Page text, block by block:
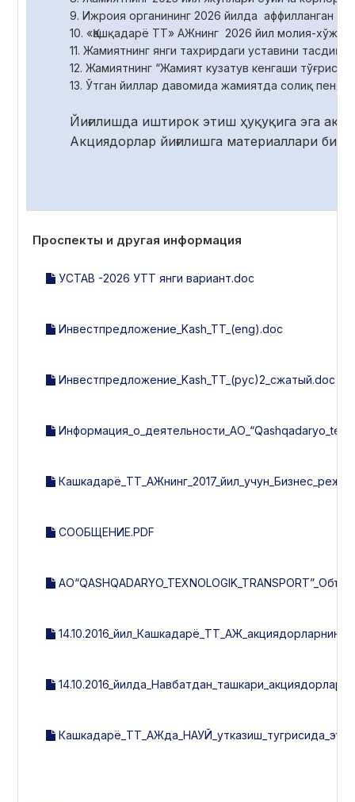
9. Ижроия органининг 2026 йилда аффилланган
10. «Қашқадарё ТТ» АЖнинг 2026 йил молия-
11. Жамиятнинг янги тахрирдаги уставини
12. Жамиятнинг “Жамият кузатув кенгаши
13. Ўтган йиллар давомида жамиятда солиқ
Йиғилишда иштирок этиш ҳуқуқига эга
Акциядорлар йиғилишга материаллари
Проспекты и другая информация
УСТАВ -2026 УТТ янги вариант.doc
Инвестпредложение_Kash_TT_(eng).doc
Инвестпредложение_Kash_TT_(рус)2_сжатый.doc
СООБЩЕНИЕ.PDF